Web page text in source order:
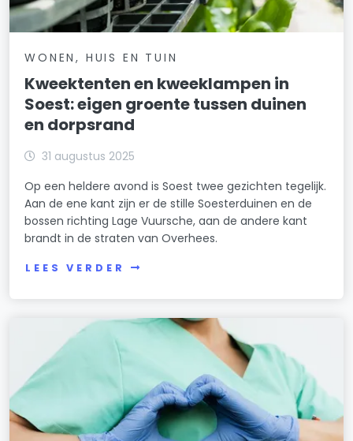
WONEN, HUIS EN TUIN
Kweektenten en kweeklampen in
Soest: eigen groente tussen duinen
en dorpsrand
31 augustus 2025
Op een heldere avond is Soest twee gezichten tegelijk.
Aan de ene kant zijn er de stille Soesterduinen en de
bossen richting Lage Vuursche, aan de andere kant
brandt in de straten van Overhees.
LEES VERDER